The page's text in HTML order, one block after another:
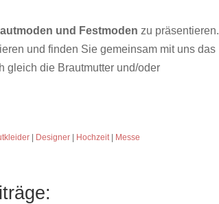
und Festmoden zu präsentieren.
und finden Sie gemeinsam mit uns das
gleich die Brautmutter und/oder
| Designer| Hochzeit| Messe